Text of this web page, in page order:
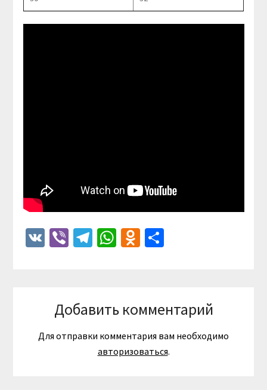
VKViberTelegram
WhatsApp
Odnoklassniki
Отправить
Добавить комментарий
Для отправки комментария вам необходимо
авторизоваться.